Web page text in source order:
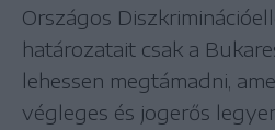
Országos
határozatait csak a
lehessen megtámadni,
végleges és jogerős